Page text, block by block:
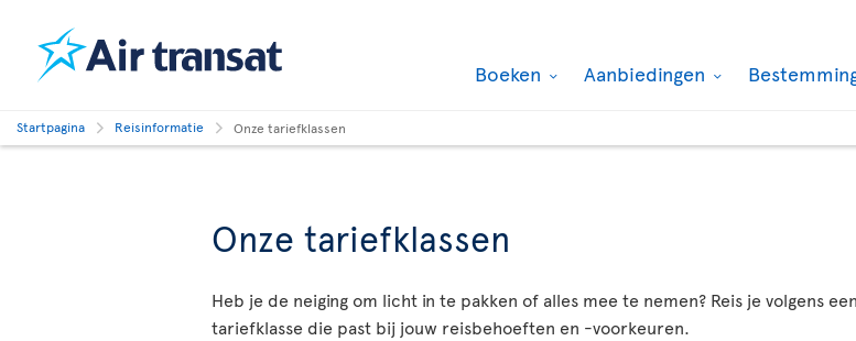
Boeken Aanbiedingen
Startpagina Reisinformatie Onze tariefklassen
Onze tariefklassen
Heb je de neiging om licht in te pakken of alles mee te nemen? Reis je volgens
tariefklasse die past bij jouw reisbehoeften en -voorkeuren.